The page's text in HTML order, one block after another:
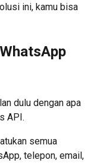
ini, kamu bisa
dulu dengan apa
API.
semua
telepon, email,